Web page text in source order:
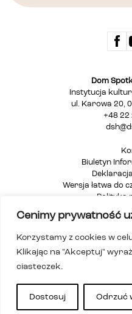
Cenimy prywatność
Korzystamy z cookies w
Klikając na "Akceptuj"
ciasteczek.
Dostosuj Odrzuć
Dom
Instytucja
ul. Karowa 20,
+48 22
Biuletyn
Wersja łatwa do
Polityka